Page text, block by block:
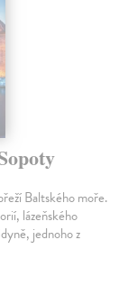
Baltského moře.
lázeňského
jednoho z